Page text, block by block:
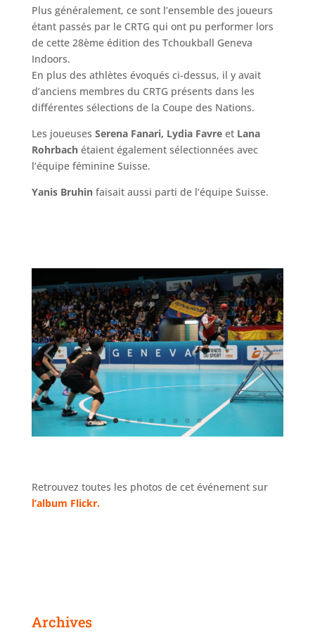
Plus généralement, ce sont l’ensemble des joueurs
étant passés par le CRTG qui ont pu performer lors
de cette 28ème édition des Tchoukball Geneva
Indoors.
En plus des athlètes évoqués ci-dessus, il y avait
d’anciens membres du CRTG présents dans les
différentes sélections de la Coupe des Nations.
Les joueuses Serena Fanari, Lydia Favre et Lana
Rohrbach étaient également sélectionnées avec
l’équipe féminine Suisse.
Yanis Bruhin faisait aussi parti de l’équipe Suisse.
Retrouvez toutes les photos de cet événement sur
l’album Flickr.
Archives